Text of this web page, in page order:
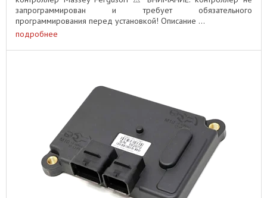
запрограммирован и требует обязательного
программирования перед установкой! Описание ...
подробнее